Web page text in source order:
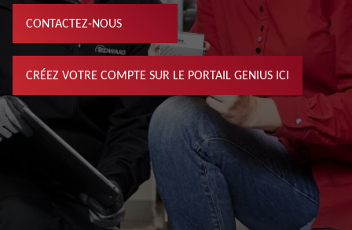
CONTACTEZ-NOUS
CRÉEZ VOTRE COMPTE SUR LE PORTAIL GENIUS ICI